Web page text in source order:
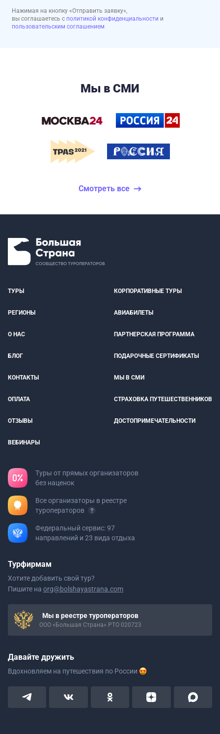
Нажимая на кнопку «Отправить заявку»,
вы соглашаетесь с политикой конфиденциальности и
пользовательским соглашением
Мы в СМИ
Смотреть все
ТУРЫ КОРПОРАТИВНЫЕ ТУРЫ
РЕГИОНЫ АВИАБИЛЕТЫ
О НАС ПАРТНЕРСКАЯ ПРОГРАММА
БЛОГ ПОДАРОЧНЫЕ СЕРТИФИКАТЫ
КОНТАКТЫ МЫ В СМИ
ОПЛАТА СТРАХОВКА ПУТЕШЕСТВЕННИКОВ
ОТЗЫВЫ ДОСТОПРИМЕЧАТЕЛЬНОСТИ
ВЕБИНАРЫ
Туры от прямых организаторов
без наценок
Все организаторы в реестре
туроператоров
Федеральный сервис: 97
направлений и 23 вида отдыха
Турфирмам
Хотите добавить свой тур?
Пишите на org@bolshayastrana.com
Мы в реестре туроператоров
ООО «Большая Страна» РТО 020723
Давайте дружить
Вдохновляем на путешествия по России